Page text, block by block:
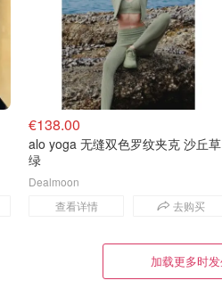
€138.00
alo yoga 无缝双色罗纹夹克 沙丘草
绿
查看详情 去购买
Dealmoon